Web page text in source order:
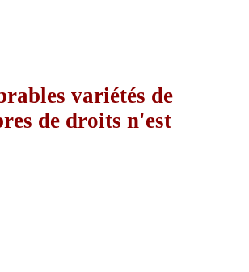
variétés de
de droits n'est